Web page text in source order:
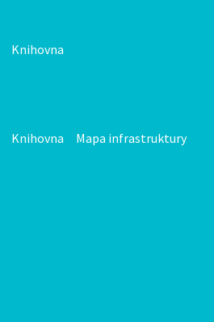
Knihovna
Knihovna Mapa infrastruktury